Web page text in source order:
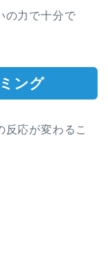
の力で十分で
ング
応が変わるこ